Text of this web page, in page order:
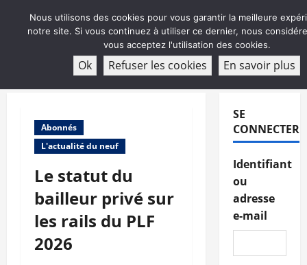
ABONNEMENT
Abonnés
L'actualité du neuf
Le statut du
bailleur privé sur
les rails du PLF
2026
SE
CONNECTER
Identifiant
ou
adresse
e-mail
Nous utilisons des cookies pour vous garantir la meilleure
notre site. Si vous continuez à utiliser ce dernier, nous
vous acceptez l'utilisation des cookies.
Ok Refuser les cookies En savoir plus